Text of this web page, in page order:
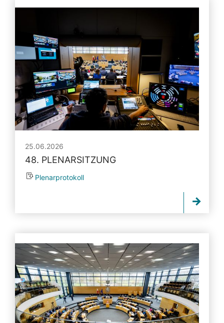
25.06.2026
48. PLENARSITZUNG
Plenarprotokoll